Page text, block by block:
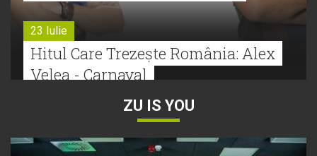
23 Iulie
Hitul Care Trezește România: Alex
Velea - Carnaval
Bătălie strânsă la Hitul Monstru Al
ZU IS YOU